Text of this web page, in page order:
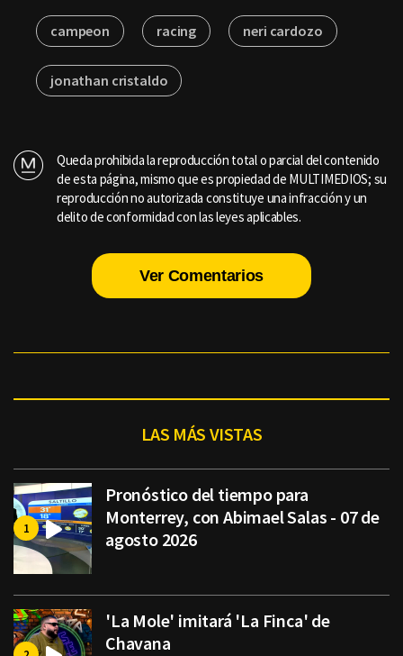
campeon racing neri cardozo
jonathan cristaldo
Queda prohibida la reproducción total o parcial del contenido
de esta página, mismo que es propiedad de MULTIMEDIOS; su
reproducción no autorizada constituye una infracción y un
delito de conformidad con las leyes aplicables.
Ver Comentarios
LAS MÁS VISTAS
Pronóstico del tiempo para
Monterrey, con Abimael Salas - 07 de
agosto 2026
'La Mole' imitará 'La Finca' de
Chavana